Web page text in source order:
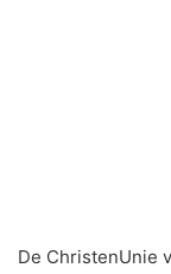
De ChristenUnie